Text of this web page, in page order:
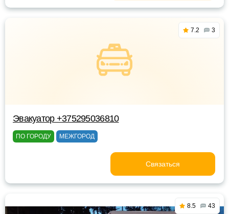
7.2 3
Эвакуатор +375295036810
ПО ГОРОДУ МЕЖГОРОД
Связаться
8.5 43